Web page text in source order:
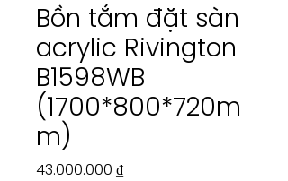
Bồn tắm đặt sàn
acrylic Rivington
B1598WB
(1700*800*720m
m)
43.000.000 ₫Giá